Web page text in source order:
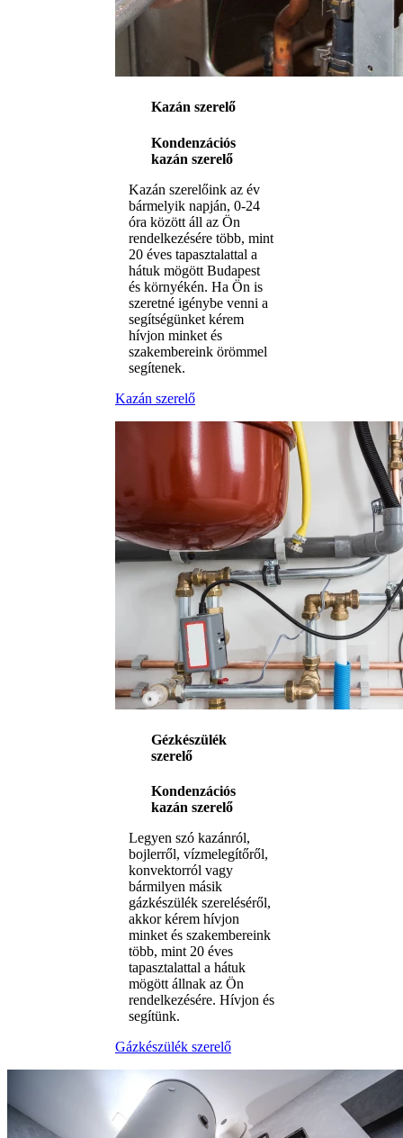
Kazán szerelő
Kondenzációs
kazán szerelő
Kazán szerelőink az év
bármelyik napján, 0-24
óra között áll az Ön
rendelkezésére több, mint
20 éves tapasztalattal a
hátuk mögött Budapest
és környékén. Ha Ön is
szeretné igénybe venni a
segítségünket kérem
hívjon minket és
szakembereink örömmel
segítenek.
Kazán szerelő
Gézkészülék
szerelő
Kondenzációs
kazán szerelő
Legyen szó kazánról,
bojlerről, vízmelegítőről,
konvektorról vagy
bármilyen másik
gázkészülék szereléséről,
akkor kérem hívjon
minket és szakembereink
több, mint 20 éves
tapasztalattal a hátuk
mögött állnak az Ön
rendelkezésére. Hívjon és
segítünk.
Gázkészülék szerelő